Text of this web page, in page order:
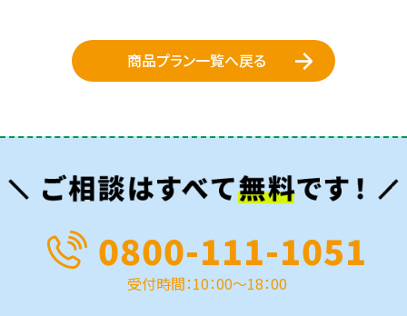
商品プラン一覧へ戻る
0800-111-1051
受付時間：10：00～18：00